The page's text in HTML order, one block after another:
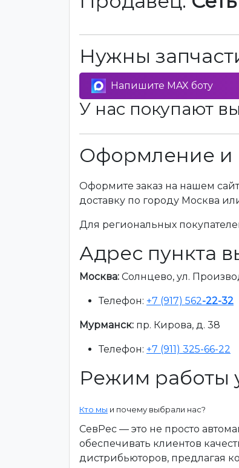
Нужны
Напишите MAX боту
У нас покупают
Оформление и
Оформите заказ на нашем
доставку по городу Москва
Для региональных
Адрес пункта
Москва: Солнцево, ул.
Телефон: +7 (917) 562-22-32
Мурманск: пр. Кирова, д. 38
Телефон: +7 (911) 325-66-22
Режим работы
Кто мы и почему выбрали нас?
СевРес — это не просто
обеспечивать клиентов
дистрибьюторов, предлагая